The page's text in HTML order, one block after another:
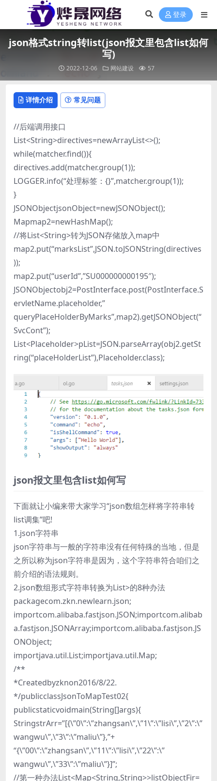
登录
json格式string转list(json报文里包含list如何
写)
2022-12-06 网站建设 57
详情介绍 常见问题
//后端调用接口
List<String>directives=newArrayList<>();
while(matcher.find()){
directives.add(matcher.group(1));
LOGGER.info(“处理标签：{}”,matcher.group(1));
}
JSONObjectjsonObject=newJSONObject();
Mapmap2=newHashMap();
//将List<String>转为JSON存储放入map中
map2.put(“marksList”,JSON.toJSONString(directives
));
map2.put(“userId”,”SU000000000195″);
JSONObjectobj2=PostInterface.post(PostInterface.S
ervletName.placeholder,”
queryPlaceHolderByMarks”,map2).getJSONObject(“
SvcCont”);
List<Placeholder>pList=JSON.parseArray(obj2.getSt
ring(“placeHolderList”),Placeholder.class);
json报文里包含list如何写
下面就让小编来带大家学习“json数组怎样将字符串转
list调集”吧!
1.json字符串
json字符串与一般的字符串没有任何特殊的当地，但是
之所以称为json字符串是因为，这个字符串符合咱们之
前介绍的语法规则。
2.json数组形式字符串转换为List>的8种办法
packagecom.zkn.newlearn.json;
importcom.alibaba.fastjson.JSON;importcom.alibab
a.fastjson.JSONArray;importcom.alibaba.fastjson.JS
ONObject;
importjava.util.List;importjava.util.Map;
/**
*Createdbyzknon2016/8/22.
*/publicclassJsonToMapTest02{
publicstaticvoidmain(String[]args){
StringstrArr=”[{\”0\”:\”zhangsan\”,\”1\”:\”lisi\”,\”2\”:\”
wangwu\”,\”3\”:\”maliu\”},”+
“{\”00\”:\”zhangsan\”,\”11\”:\”lisi\”,\”22\”:\”
wangwu\”,\”33\”:\”maliu\”}]”;
//第一种办法List<Map<String,String>>listObjectFir=